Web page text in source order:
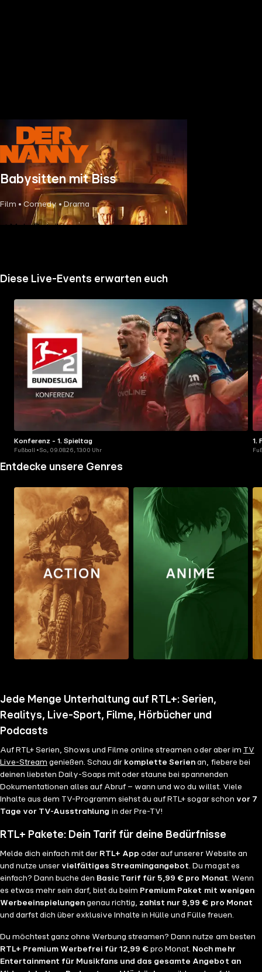
Babysitten mit Biss
Film • Comedy • Drama
Mehr Details
Diese Live-Events erwarten euch
Konferenz - 1. Spieltag
Fußball • So., 09.08.26, 13:00 Uhr
1.
Entdecke unsere Genres
Jede Menge Unterhaltung auf RTL+: Serien,
Realitys, Live-Sport, Filme, Hörbücher und
Podcasts
Auf RTL+ Serien, Shows und Filme online streamen oder aber im TV
Live-Stream genießen. Schau dir komplette Serien an, fiebere bei
deinen liebsten Daily-Soaps mit oder staune bei spannenden
Dokumentationen alles auf Abruf – wann und wo du willst. Viele
Inhalte aus dem TV-Programm siehst du auf RTL+ sogar schon vor 7
Tage vor TV-Ausstrahlung in der Pre-TV!
RTL+ Pakete: Dein Tarif für deine Bedürfnisse
Melde dich einfach mit der RTL+ App oder auf unserer Website an
und nutze unser vielfältiges Streamingangebot. Du magst es
einfach? Dann buche den Basic Tarif für 5,99 € pro Monat. Wenn
es etwas mehr sein darf, bist du beim Premium Paket mit wenigen
Werbeeinspielungen genau richtig, zahlst nur 9,99 € pro Monat
und darfst dich über exklusive Inhalte in Hülle und Fülle freuen.
Du möchtest ganz ohne Werbung streamen? Dann nutze am besten
RTL+ Premium Werbefrei für 12,99 € pro Monat. Noch mehr
Entertainment für Musikfans und das gesamte Angebot an